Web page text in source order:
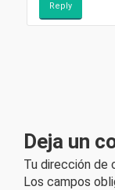
Reply
Deja un
Tu dirección de
Los campos